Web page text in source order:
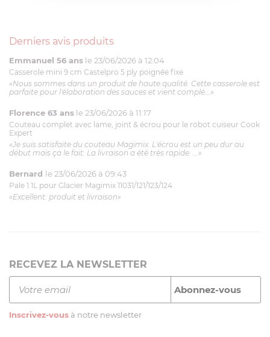
Derniers avis produits
Emmanuel 56 ans le 23/06/2026 à 12:04
Casserole mini 9 cm Castelpro 5 ply poignée fixe
«Nous sommes dans un produit de haute qualité. Cette casserole est
parfaite pour l'élaboration des sauces et vient complé...»
Florence 63 ans le 23/06/2026 à 11:17
Couteau complet avec lame, joint & écrou pour le robot cuiseur Cook
Expert
«Je suis satisfaite du couteau Magimix. L'écrou est un peu dur au
début mais ça le fait. La livraison a été très rapide. ...»
Bernard le 23/06/2026 à 09:43
Pale 1.1L pour Glacier Magimix 11031/121/123/124
«Excellent: produit et livraison»
RECEVEZ LA NEWSLETTER
Inscrivez-vous à notre newsletter